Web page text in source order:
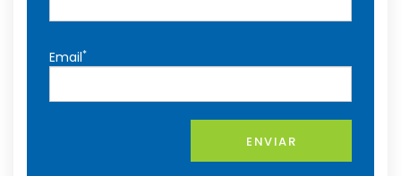
Email*
ENVIAR